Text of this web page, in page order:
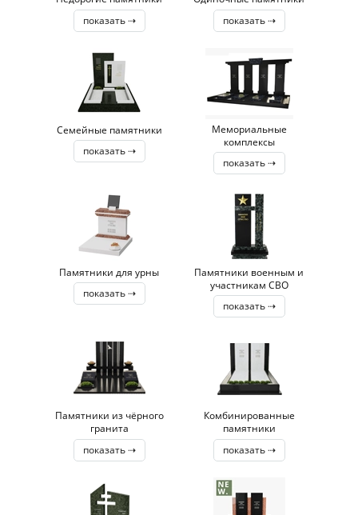
показать ⇢
показать ⇢
Семейные памятники
показать ⇢
Мемориальные
комплексы
показать ⇢
Памятники для урны
показать ⇢
Памятники военным и
участникам СВО
показать ⇢
Памятники из чёрного
гранита
показать ⇢
Комбинированные
памятники
показать ⇢